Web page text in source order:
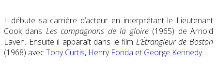
Il débute sa carrière d’acteur en interprétant le Lieutenant
Cook dans Les compagnons de la gloire(1965) de Arnold
Laven. Ensuite il apparaît dans le film L’Étrangleur de Boston
(1968) avecTony Curtis, Henry Fonda et George Kennedy.